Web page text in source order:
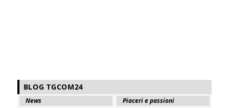
BLOG TGCOM24
News
Piaceri e passioni